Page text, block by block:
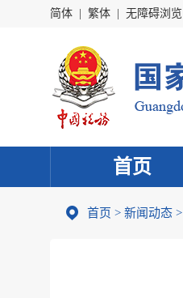
简体 繁体 无障碍浏览
首页
首页 > 新闻动态 >